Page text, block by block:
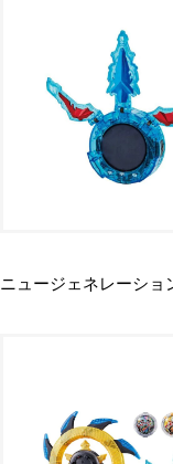
ニュージェネレーシ